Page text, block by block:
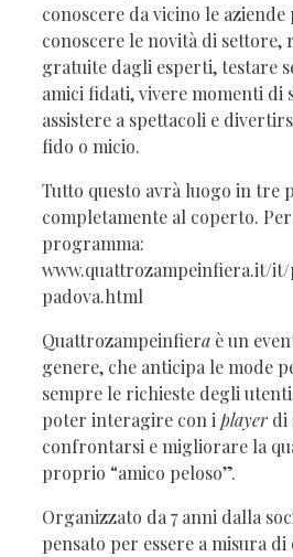
conoscere da vicino le
conoscere le novità di settore,
gratuite dagli esperti, testare
amici fidati, vivere momenti di
assistere a spettacoli e
fido o micio.
Tutto questo avrà luogo in tre
completamente al coperto.
programma:
www.quattrozampeinfiera.it/
padova.html
Quattrozampeinfiera è un
genere, che anticipa le mode
sempre le richieste degli
poter interagire con i player di
confrontarsi e migliorare la
proprio “amico peloso”.
Organizzato da 7 anni dalla
pensato per essere a misura di